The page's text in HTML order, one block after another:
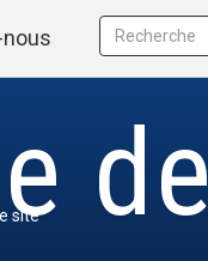
de
site